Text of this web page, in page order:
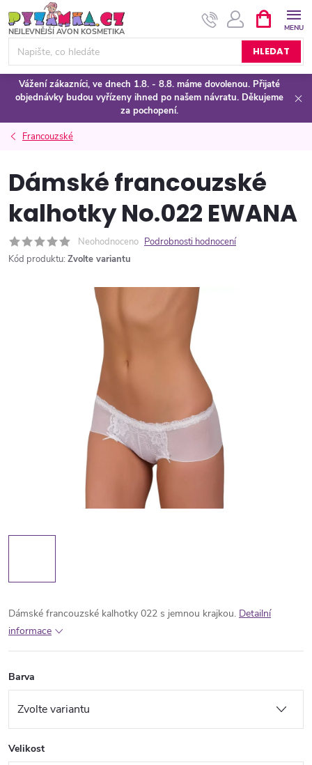
na
obsah
HLEDAT
NÁKUPNÍ
KOŠÍK
Vážení zákazníci, ve dnech 1.8. - 8.8. máme dovolenou. Přijaté
objednávky budou vyřízeny ihned po našem návratu. Děkujeme
za pochopení.
Francouzské
Dámské francouzské
kalhotky No.022 EWANA
Neohodnoceno Podrobnosti hodnocení
Kód produktu: Zvolte variantu
Dámské francouzské kalhotky 022 s jemnou krajkou. Detailní
informace
Barva
Velikost